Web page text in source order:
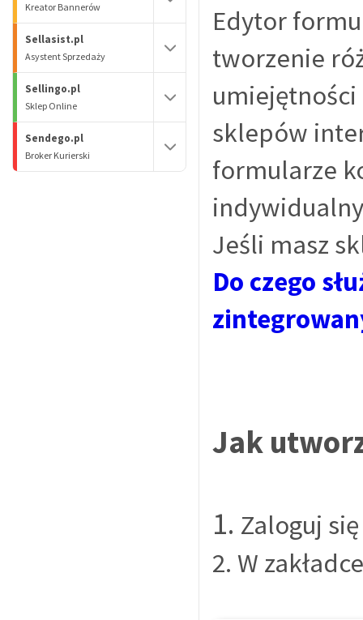
Kreator Bannerów
Sellasist.pl
Asystent Sprzedaży
Sellingo.pl
Sklep Online
Sendego.pl
Broker Kurierski
Edytor
tworzenie
sklepów
formularze
Jeśli masz
Do czego
Jak
1. Zaloguj
2. W